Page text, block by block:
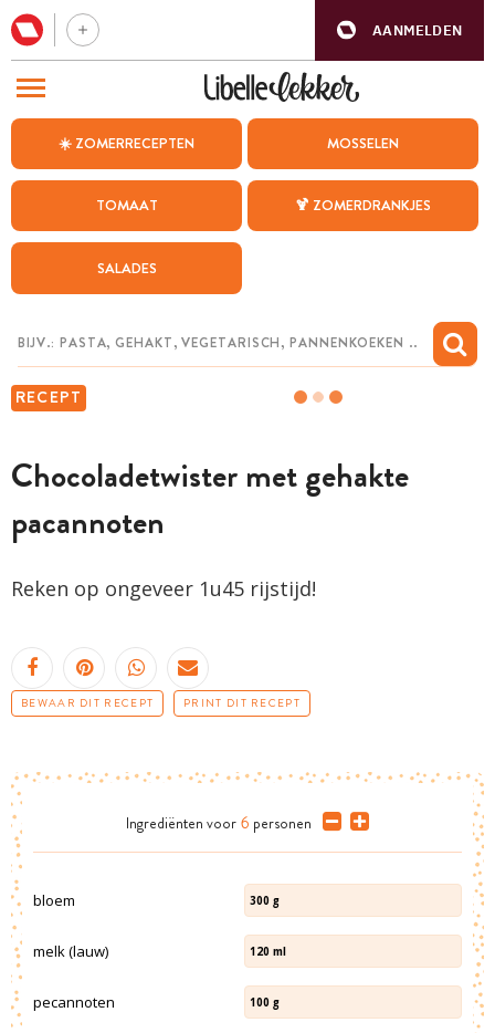
AANMELDEN
☀️ ZOMERRECEPTEN MOSSELEN
TOMAAT 🍹 ZOMERDRANKJES
SALADES
RECEPT
Chocoladetwister met gehakte
pacannoten
Reken op ongeveer 1u45 rijstijd!
BEWAAR DIT RECEPT PRINT DIT RECEPT
Ingrediënten voor 6 personen
bloem 300 g
melk (lauw) 120 ml
pecannoten 100 g
BEZOEK ONZE ANDERE WEBSITES
WEEKMENU
CHAT MET MAIA
MIJN BEWAARDE RECEPTEN